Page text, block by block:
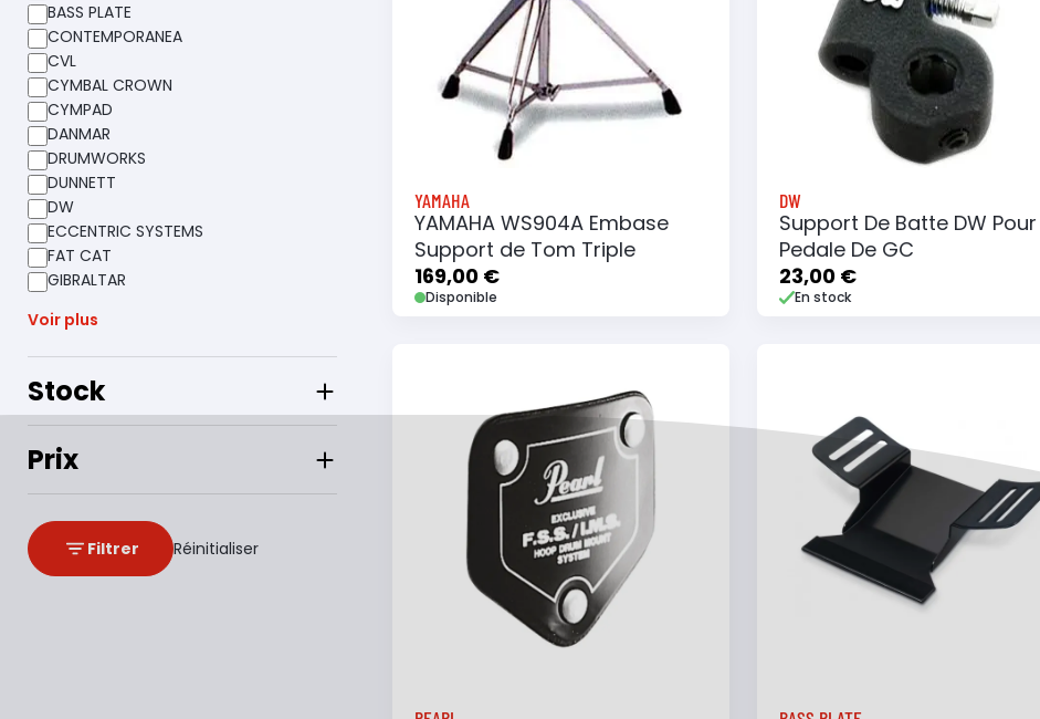
BASS PLATE
CONTEMPORANEA
CVL
CYMBAL CROWN
CYMPAD
DANMAR
DRUMWORKS
DUNNETT
DW
ECCENTRIC SYSTEMS
FAT CAT
GIBRALTAR
Voir plus
Stock
Prix
Filtrer Réinitialiser
YAMAHA
YAMAHA WS904A Embase
Support de Tom Triple
169,00 €
Disponible
Ajouter au panier
Ajouter à ma liste
DW
Support De Batte DW Pour
Pedale De GC
23,00 €
En stock
Ajouter au panier
Ajouter à ma liste